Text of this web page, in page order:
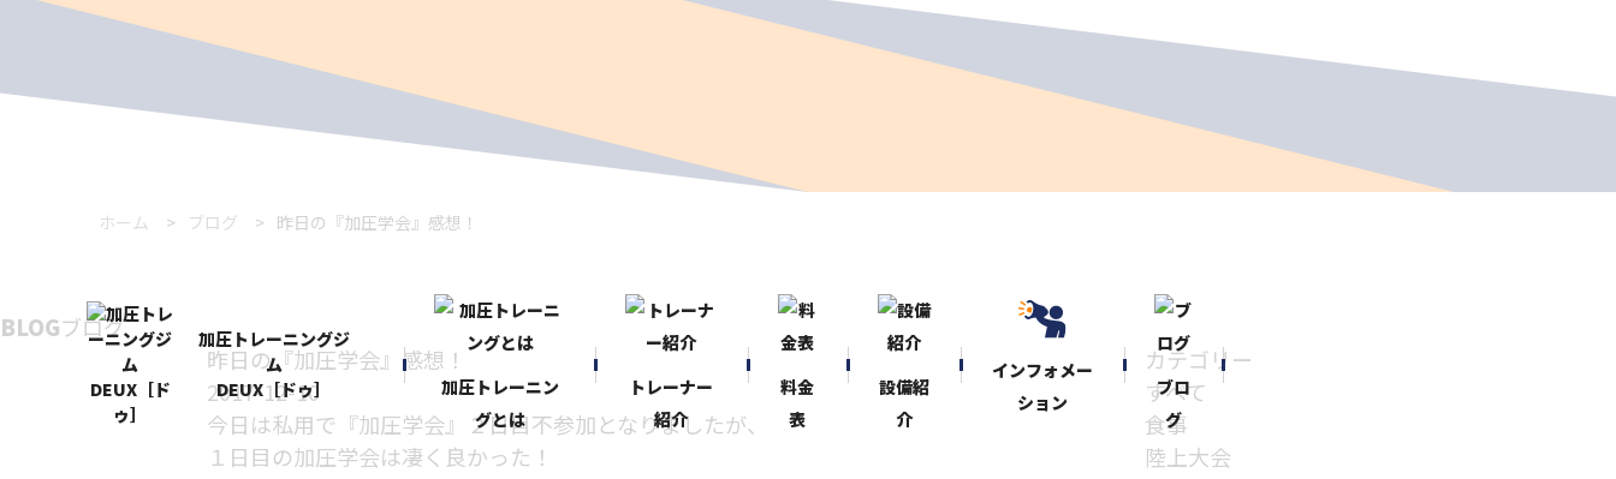
加圧トレーニングジ
ム
DEUX［ドゥ］
加圧トレーニン
グとは
トレーナー
紹介
料金
表
設備紹
介
インフォメー
ション
ブロ
グ
ホーム ブログ 昨日の『加圧学会』感想！
BLOGブログ
昨日の『加圧学会』感想！
2017-12-10
今日は私用で『加圧学会』２日目不参加となりましたが、
１日目の加圧学会は凄く良かった！
カテゴリー
すべて
食事
陸上大会